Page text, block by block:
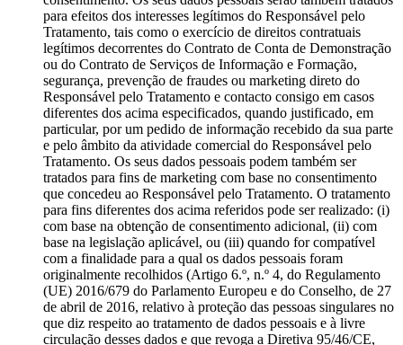
para efeitos dos interesses legítimos do Responsável pelo
Tratamento, tais como o exercício de direitos contratuais
legítimos decorrentes do Contrato de Conta de Demonstração
ou do Contrato de Serviços de Informação e Formação,
segurança, prevenção de fraudes ou marketing direto do
Responsável pelo Tratamento e contacto consigo em casos
diferentes dos acima especificados, quando justificado, em
particular, por um pedido de informação recebido da sua parte
e pelo âmbito da atividade comercial do Responsável pelo
Tratamento. Os seus dados pessoais podem também ser
tratados para fins de marketing com base no consentimento
que concedeu ao Responsável pelo Tratamento. O tratamento
para fins diferentes dos acima referidos pode ser realizado: (i)
com base na obtenção de consentimento adicional, (ii) com
base na legislação aplicável, ou (iii) quando for compatível
com a finalidade para a qual os dados pessoais foram
originalmente recolhidos (Artigo 6.º, n.º 4, do Regulamento
(UE) 2016/679 do Parlamento Europeu e do Conselho, de 27
de abril de 2016, relativo à proteção das pessoas singulares no
que diz respeito ao tratamento de dados pessoais e à livre
circulação desses dados e que revoga a Diretiva 95/46/CE,